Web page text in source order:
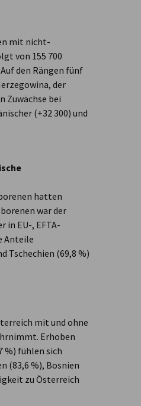
mit nicht-
von 155 700
den Rängen fünf
der
Zuwächse bei
(+32 300) und
hatten
war der
EU-, EFTA-
Anteile
Tschechien (69,8 %)
mit und ohne
Erhoben
%) fühlen sich
(83,6 %), Bosnien
zu Österreich